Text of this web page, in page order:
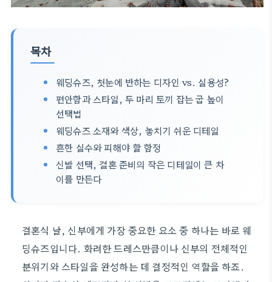
목차
웨딩슈즈, 첫눈에 반하는 디자인 vs. 실용성?
편안함과 스타일, 두 마리 토끼 잡는 굽 높이
선택법
웨딩슈즈 소재와 색상, 놓치기 쉬운 디테일
흔한 실수와 피해야 할 함정
신발 선택, 결혼 준비의 작은 디테일이 큰 차
이를 만든다
결혼식 날, 신부에게 가장 중요한 요소 중 하나는 바로 웨
딩슈즈입니다. 화려한 드레스만큼이나 신부의 전체적인
분위기와 스타일을 완성하는 데 결정적인 역할을 하죠.